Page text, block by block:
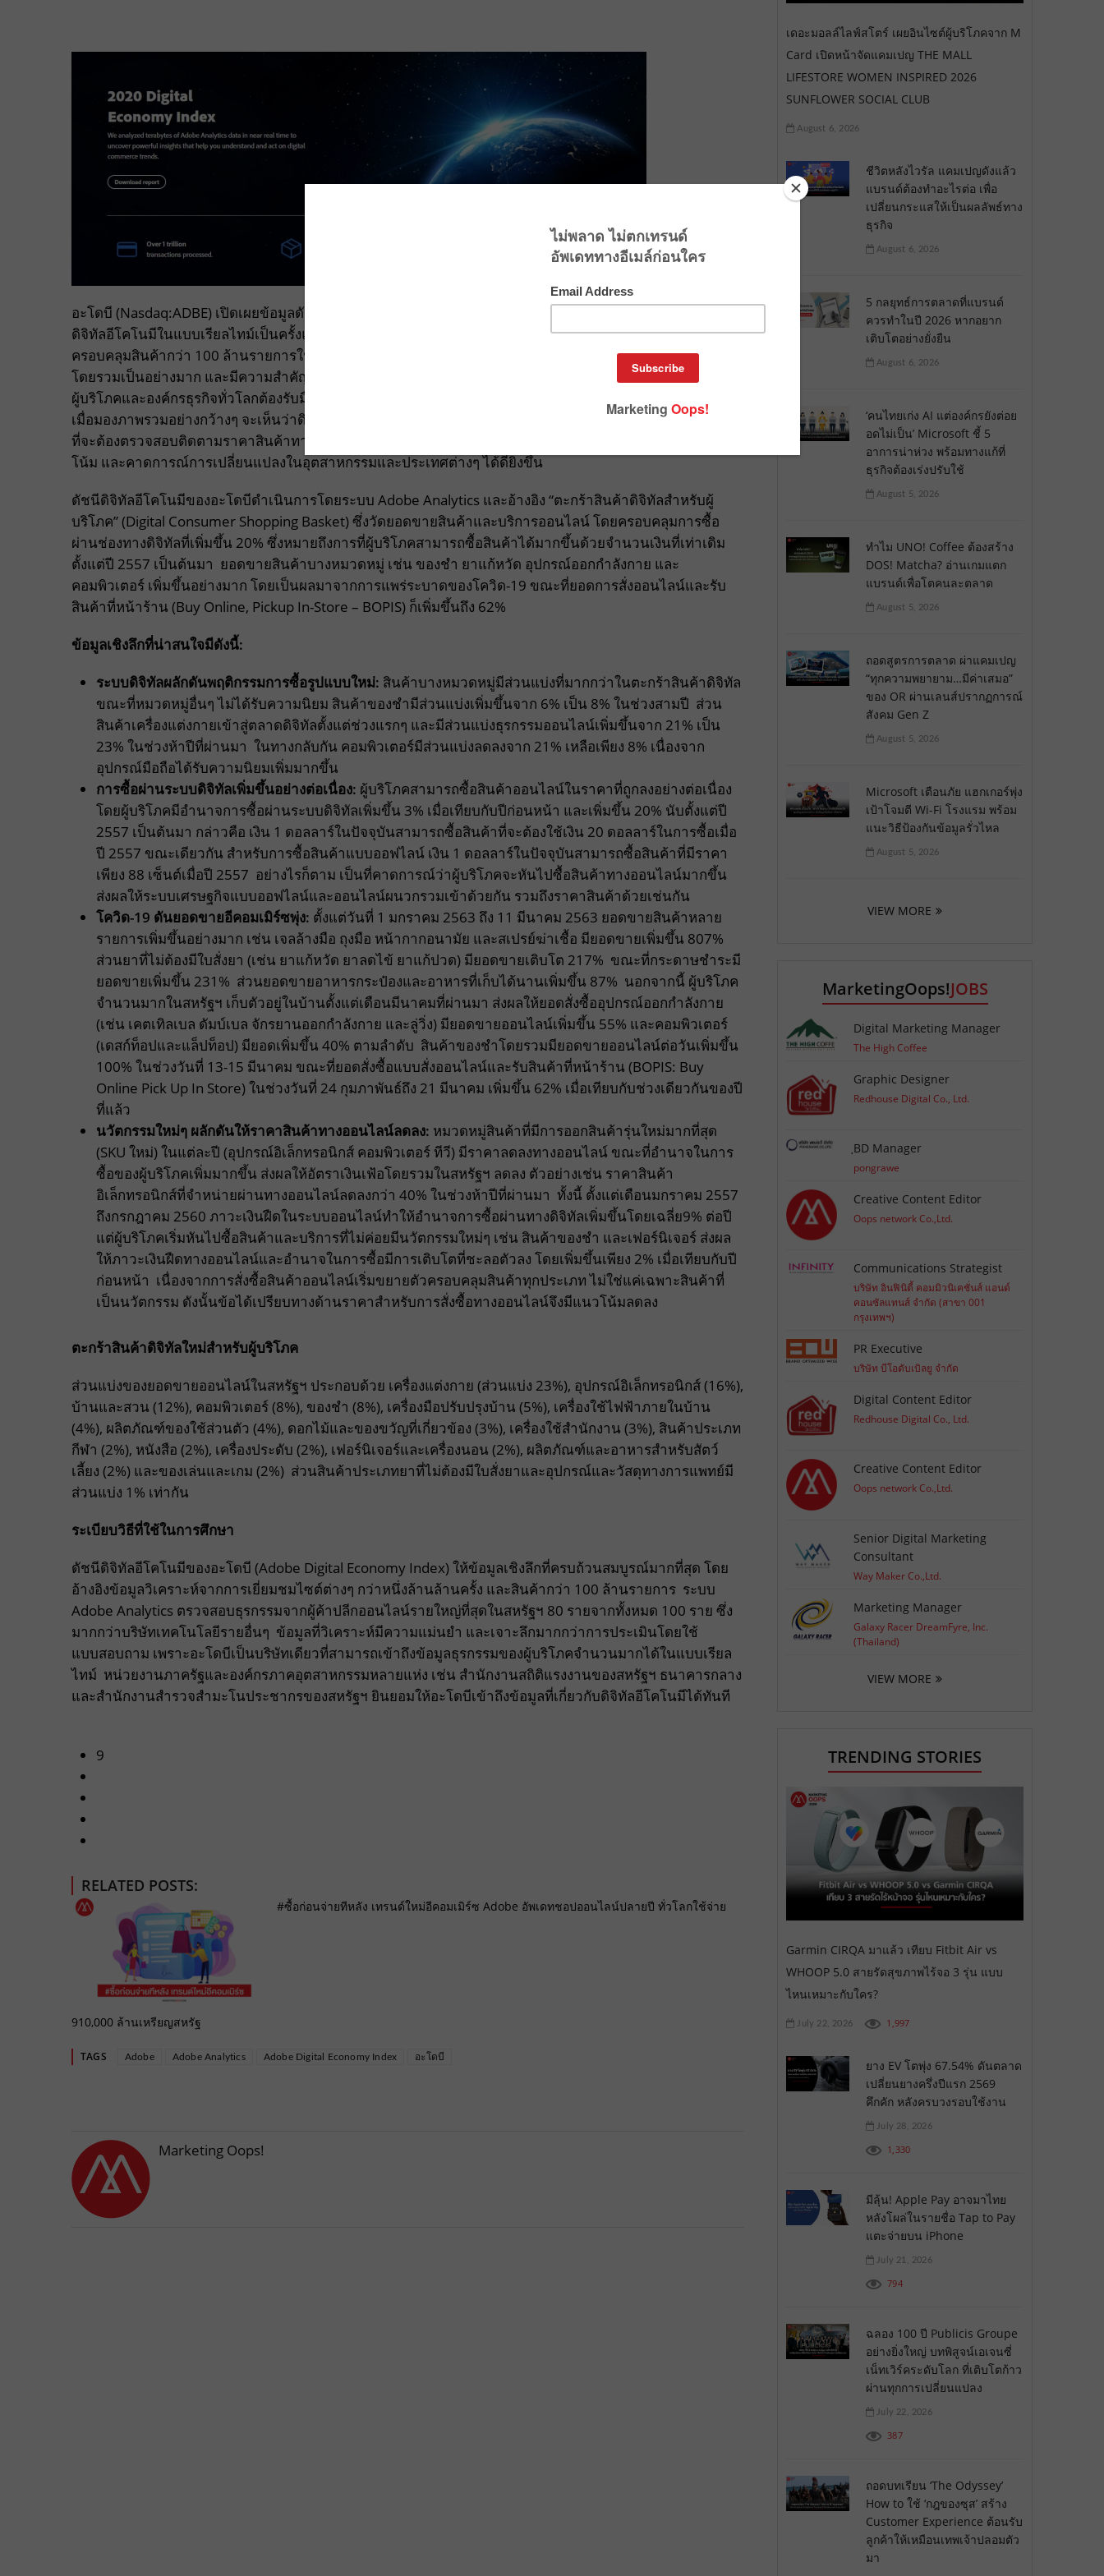
อะโดบี (Nasdaq:ADBE) เปิดเผยข้อมูลดัชนีดิจิทัลอีโคโนมี (Adobe Digital Economy Index) ซึ่งนับเป็นดัชนีที่ชี้วัด
ดิจิทัลอีโคโนมีในแบบเรียลไทม์เป็นครั้งแรก โดยได้ทำการวิเคราะห์ธุรกรรมออนไลน์หลายล้านล้านรายการ
ครอบคลุมสินค้ากว่า 100 ล้านรายการใน 18 หมวดหมู่ ดิจิทัลอีโคโนมีมีการเติบโตในอัตราที่รวดเร็วกว่าเศรษฐกิจ
โดยรวมเป็นอย่างมาก และมีความสำคัญเพิ่มขึ้นอย่างที่ไม่เคยมีมาก่อนในช่วงการแพร่ระบาดของโควิด-19 ขณะที่
ผู้บริโภคและองค์กรธุรกิจทั่วโลกต้องรับมือกับสถานการณ์ที่เกิดขึ้น และเอาตัวรอดโดยอาศัยช่องทางดิจิทัลเป็นหลัก
เมื่อมองภาพรวมอย่างกว้างๆ จะเห็นว่าดิจิทัลอีโคโนมีมีการพัฒนาและเติบโตอย่างต่อเนื่อง ดังนั้นจึงจำเป็นอย่างยิ่ง
ที่จะต้องตรวจสอบติดตามราคาสินค้าทางออนไลน์และยอดใช้จ่ายที่แท้จริงอย่างถูกต้องแม่นยำ เพื่อให้เข้าใจแนว
โน้ม และคาดการณ์การเปลี่ยนแปลงในอุตสาหกรรมและประเทศต่างๆ ได้ดียิ่งขึ้น
ดัชนีดิจิทัลอีโคโนมีของอะโดบีดำเนินการโดยระบบ Adobe Analytics และอ้างอิง “ตะกร้าสินค้าดิจิทัลสำหรับผู้
บริโภค” (Digital Consumer Shopping Basket) ซึ่งวัดยอดขายสินค้าและบริการออนไลน์ โดยครอบคลุมการซื้อ
ผ่านช่องทางดิจิทัลที่เพิ่มขึ้น 20% ซึ่งหมายถึงการที่ผู้บริโภคสามารถซื้อสินค้าได้มากขึ้นด้วยจำนวนเงินที่เท่าเดิม
ตั้งแต่ปี 2557 เป็นต้นมา ยอดขายสินค้าบางหมวดหมู่ เช่น ของชำ ยาแก้หวัด อุปกรณ์ออกกำลังกาย และ
คอมพิวเตอร์ เพิ่มขึ้นอย่างมาก โดยเป็นผลมาจากการแพร่ระบาดของโควิด-19 ขณะที่ยอดการสั่งออนไลน์และรับ
สินค้าที่หน้าร้าน (Buy Online, Pickup In-Store – BOPIS) ก็เพิ่มขึ้นถึง 62%
ข้อมูลเชิงลึกที่น่าสนใจมีดังนี้:
ระบบดิจิทัลผลักดันพฤติกรรมการซื้อรูปแบบใหม่: สินค้าบางหมวดหมู่มีส่วนแบ่งที่มากกว่าในตะกร้าสินค้าดิจิทัล
ขณะที่หมวดหมู่อื่นๆ ไม่ได้รับความนิยม สินค้าของชำมีส่วนแบ่งเพิ่มขึ้นจาก 6% เป็น 8% ในช่วงสามปี ส่วน
สินค้าเครื่องแต่งกายเข้าสู่ตลาดดิจิทัลตั้งแต่ช่วงแรกๆ และมีส่วนแบ่งธุรกรรมออนไลน์เพิ่มขึ้นจาก 21% เป็น
23% ในช่วงห้าปีที่ผ่านมา ในทางกลับกัน คอมพิวเตอร์มีส่วนแบ่งลดลงจาก 21% เหลือเพียง 8% เนื่องจาก
อุปกรณ์มือถือได้รับความนิยมเพิ่มมากขึ้น
การซื้อผ่านระบบดิจิทัลเพิ่มขึ้นอย่างต่อเนื่อง: ผู้บริโภคสามารถซื้อสินค้าออนไลน์ในราคาที่ถูกลงอย่างต่อเนื่อง
โดยผู้บริโภคมีอำนาจการซื้อผ่านระบบดิจิทัลเพิ่มขึ้น 3% เมื่อเทียบกับปีก่อนหน้า และเพิ่มขึ้น 20% นับตั้งแต่ปี
2557 เป็นต้นมา กล่าวคือ เงิน 1 ดอลลาร์ในปัจจุบันสามารถซื้อสินค้าที่จะต้องใช้เงิน 20 ดอลลาร์ในการซื้อเมื่อ
ปี 2557 ขณะเดียวกัน สำหรับการซื้อสินค้าแบบออฟไลน์ เงิน 1 ดอลลาร์ในปัจจุบันสามารถซื้อสินค้าที่มีราคา
เพียง 88 เซ็นต์เมื่อปี 2557 อย่างไรก็ตาม เป็นที่คาดการณ์ว่าผู้บริโภคจะหันไปซื้อสินค้าทางออนไลน์มากขึ้น
ส่งผลให้ระบบเศรษฐกิจแบบออฟไลน์และออนไลน์ผนวกรวมเข้าด้วยกัน รวมถึงราคาสินค้าด้วยเช่นกัน
โควิด-19 ดันยอดขายอีคอมเมิร์ซพุ่ง: ตั้งแต่วันที่ 1 มกราคม 2563 ถึง 11 มีนาคม 2563 ยอดขายสินค้าหลาย
รายการเพิ่มขึ้นอย่างมาก เช่น เจลล้างมือ ถุงมือ หน้ากากอนามัย และสเปรย์ฆ่าเชื้อ มียอดขายเพิ่มขึ้น 807%
ส่วนยาที่ไม่ต้องมีใบสั่งยา (เช่น ยาแก้หวัด ยาลดไข้ ยาแก้ปวด) มียอดขายเติบโต 217% ขณะที่กระดาษชำระมี
ยอดขายเพิ่มขึ้น 231% ส่วนยอดขายอาหารกระป๋องและอาหารที่เก็บได้นานเพิ่มขึ้น 87% นอกจากนี้ ผู้บริโภค
จำนวนมากในสหรัฐฯ เก็บตัวอยู่ในบ้านตั้งแต่เดือนมีนาคมที่ผ่านมา ส่งผลให้ยอดสั่งซื้ออุปกรณ์ออกกำลังกาย
(เช่น เคตเทิลเบล ดัมบ์เบล จักรยานออกกำลังกาย และลู่วิ่ง) มียอดขายออนไลน์เพิ่มขึ้น 55% และคอมพิวเตอร์
(เดสก์ท็อปและแล็ปท็อป) มียอดเพิ่มขึ้น 40% ตามลำดับ สินค้าของชำโดยรวมมียอดขายออนไลน์ต่อวันเพิ่มขึ้น
100% ในช่วงวันที่ 13-15 มีนาคม ขณะที่ยอดสั่งซื้อแบบสั่งออนไลน์และรับสินค้าที่หน้าร้าน (BOPIS: Buy
Online Pick Up In Store) ในช่วงวันที่ 24 กุมภาพันธ์ถึง 21 มีนาคม เพิ่มขึ้น 62% เมื่อเทียบกับช่วงเดียวกันของปี
ที่แล้ว
นวัตกรรมใหม่ๆ ผลักดันให้ราคาสินค้าทางออนไลน์ลดลง: หมวดหมู่สินค้าที่มีการออกสินค้ารุ่นใหม่มากที่สุด
(SKU ใหม่) ในแต่ละปี (อุปกรณ์อิเล็กทรอนิกส์ คอมพิวเตอร์ ทีวี) มีราคาลดลงทางออนไลน์ ขณะที่อำนาจในการ
ซื้อของผู้บริโภคเพิ่มมากขึ้น ส่งผลให้อัตราเงินเฟ้อโดยรวมในสหรัฐฯ ลดลง ตัวอย่างเช่น ราคาสินค้า
อิเล็กทรอนิกส์ที่จำหน่ายผ่านทางออนไลน์ลดลงกว่า 40% ในช่วงห้าปีที่ผ่านมา ทั้งนี้ ตั้งแต่เดือนมกราคม 2557
ถึงกรกฎาคม 2560 ภาวะเงินฝืดในระบบออนไลน์ทำให้อำนาจการซื้อผ่านทางดิจิทัลเพิ่มขึ้นโดยเฉลี่ย9% ต่อปี
แต่ผู้บริโภคเริ่มหันไปซื้อสินค้าและบริการที่ไม่ค่อยมีนวัตกรรมใหม่ๆ เช่น สินค้าของชำ และเฟอร์นิเจอร์ ส่งผล
ให้ภาวะเงินฝืดทางออนไลน์และอำนาจในการซื้อมีการเติบโตที่ชะลอตัวลง โดยเพิ่มขึ้นเพียง 2% เมื่อเทียบกับปี
ก่อนหน้า เนื่องจากการสั่งซื้อสินค้าออนไลน์เริ่มขยายตัวครอบคลุมสินค้าทุกประเภท ไม่ใช่แค่เฉพาะสินค้าที่
เป็นนวัตกรรม ดังนั้นข้อได้เปรียบทางด้านราคาสำหรับการสั่งซื้อทางออนไลน์จึงมีแนวโน้มลดลง
ตะกร้าสินค้าดิจิทัลใหม่สำหรับผู้บริโภค
ส่วนแบ่งของยอดขายออนไลน์ในสหรัฐฯ ประกอบด้วย เครื่องแต่งกาย (ส่วนแบ่ง 23%), อุปกรณ์อิเล็กทรอนิกส์ (16%),
บ้านและสวน (12%), คอมพิวเตอร์ (8%), ของชำ (8%), เครื่องมือปรับปรุงบ้าน (5%), เครื่องใช้ไฟฟ้าภายในบ้าน
(4%), ผลิตภัณฑ์ของใช้ส่วนตัว (4%), ดอกไม้และของขวัญที่เกี่ยวข้อง (3%), เครื่องใช้สำนักงาน (3%), สินค้าประเภท
กีฬา (2%), หนังสือ (2%), เครื่องประดับ (2%), เฟอร์นิเจอร์และเครื่องนอน (2%), ผลิตภัณฑ์และอาหารสำหรับสัตว์
เลี้ยง (2%) และของเล่นและเกม (2%) ส่วนสินค้าประเภทยาที่ไม่ต้องมีใบสั่งยาและอุปกรณ์และวัสดุทางการแพทย์มี
ส่วนแบ่ง 1% เท่ากัน
ระเบียบวิธีที่ใช้ในการศึกษา
ดัชนีดิจิทัลอีโคโนมีของอะโดบี (Adobe Digital Economy Index) ให้ข้อมูลเชิงลึกที่ครบถ้วนสมบูรณ์มากที่สุด โดย
อ้างอิงข้อมูลวิเคราะห์จากการเยี่ยมชมไซต์ต่างๆ กว่าหนึ่งล้านล้านครั้ง และสินค้ากว่า 100 ล้านรายการ ระบบ
Adobe Analytics ตรวจสอบธุรกรรมจากผู้ค้าปลีกออนไลน์รายใหญ่ที่สุดในสหรัฐฯ 80 รายจากทั้งหมด 100 ราย ซึ่ง
มากกว่าบริษัทเทคโนโลยีรายอื่นๆ ข้อมูลที่วิเคราะห์มีความแม่นยำ และเจาะลึกมากกว่าการประเมินโดยใช้
แบบสอบถาม เพราะอะโดบีเป็นบริษัทเดียวที่สามารถเข้าถึงข้อมูลธุรกรรมของผู้บริโภคจำนวนมากได้ในแบบเรียล
ไทม์ หน่วยงานภาครัฐและองค์กรภาคอุตสาหกรรมหลายแห่ง เช่น สำนักงานสถิติแรงงานของสหรัฐฯ ธนาคารกลาง
และสำนักงานสำรวจสำมะโนประชากรของสหรัฐฯ ยินยอมให้อะโดบีเข้าถึงข้อมูลที่เกี่ยวกับดิจิทัลอีโคโนมีได้ทันที
9
RELATED POSTS:
#ซื้อก่อนจ่ายทีหลัง เทรนด์ใหม่อีคอมเมิร์ซ Adobe อัพเดทชอปออนไลน์ปลายปี ทั่วโลกใช้จ่าย
910,000 ล้านเหรียญสหรัฐ
TAGS Adobe Adobe Analytics Adobe Digital Economy Index อะโดบี
Marketing Oops!
เดอะมอลล์ไลฟ์สโตร์ เผยอินไซต์ผู้บริโภคจาก M
Card เปิดหน้าจัดแคมเปญ THE MALL
LIFESTORE WOMEN INSPIRED 2026
SUNFLOWER SOCIAL CLUB
August 6, 2026
ชีวิตหลังไวรัล แคมเปญดังแล้ว
แบรนด์ต้องทำอะไรต่อ เพื่อ
เปลี่ยนกระแสให้เป็นผลลัพธ์ทาง
ธุรกิจ
August 6, 2026
5 กลยุทธ์การตลาดที่แบรนด์
ควรทำในปี 2026 หากอยาก
เติบโตอย่างยั่งยืน
August 6, 2026
‘คนไทยเก่ง AI แต่องค์กรยังต่อย
อดไม่เป็น’ Microsoft ชี้ 5
อาการน่าห่วง พร้อมทางแก้ที่
ธุรกิจต้องเร่งปรับใช้
August 5, 2026
ทำไม UNO! Coffee ต้องสร้าง
DOS! Matcha? อ่านเกมแตก
แบรนด์เพื่อโตคนละตลาด
August 5, 2026
ถอดสูตรการตลาด ผ่าแคมเปญ
“ทุกความพยายาม…มีค่าเสมอ”
ของ OR ผ่านเลนส์ปรากฏการณ์
สังคม Gen Z
August 5, 2026
Microsoft เตือนภัย แฮกเกอร์พุ่ง
เป้าโจมตี Wi-Fi โรงแรม พร้อม
แนะวิธีป้องกันข้อมูลรั่วไหล
August 5, 2026
VIEW MORE
MarketingOops!JOBS
Digital Marketing Manager
The High Coffee
Graphic Designer
Redhouse Digital Co., Ltd.
ฺBD Manager
pongrawe
Creative Content Editor
Oops network Co.,Ltd.
Communications Strategist
บริษัท อินฟินิตี้ คอมมิวนิเคชั่นส์ แอนด์
คอนซัลแทนส์ จำกัด (สาขา 001
กรุงเทพฯ)
PR Executive
บริษัท บีโอดับเบิลยู จำกัด
Digital Content Editor
Redhouse Digital Co., Ltd.
Creative Content Editor
Oops network Co.,Ltd.
Senior Digital Marketing
Consultant
Way Maker Co.,Ltd.
Marketing Manager
Galaxy Racer DreamFyre, Inc.
(Thailand)
VIEW MORE
TRENDING STORIES
Garmin CIRQA มาแล้ว เทียบ Fitbit Air vs
WHOOP 5.0 สายรัดสุขภาพไร้จอ 3 รุ่น แบบ
ไหนเหมาะกับใคร?
July 22, 2026 1,997
ยาง EV โตพุ่ง 67.54% ดันตลาด
เปลี่ยนยางครึ่งปีแรก 2569
คึกคัก หลังครบวงรอบใช้งาน
July 28, 2026
1,330
มีลุ้น! Apple Pay อาจมาไทย
หลังโผล่ในรายชื่อ Tap to Pay
แตะจ่ายบน iPhone
July 21, 2026
794
ฉลอง 100 ปี Publicis Groupe
อย่างยิ่งใหญ่ บทพิสูจน์เอเจนซี่
เน็ทเวิร์คระดับโลก ที่เติบโตก้าว
ผ่านทุกการเปลี่ยนแปลง
July 22, 2026
387
ถอดบทเรียน ‘The Odyssey’
How to ใช้ ‘กฎของซุส’ สร้าง
Customer Experience ต้อนรับ
ลูกค้าให้เหมือนเทพเจ้าปลอมตัว
มา